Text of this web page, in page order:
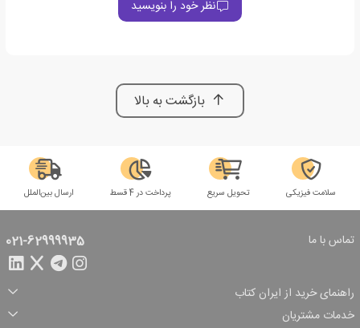
نظر خود را بنویسید
بازگشت به بالا
سلامت فیزیکی تحویل سریع پرداخت در 4 قسط ارسال بین‌الملل
تماس با ما 021-62999935
راهنمای خرید از ایران کتاب
ثبت سفارش
شرایط ارسال سفارش
شیوه پرداخت
تخفیف‌های خرید
خدمات مشتریان